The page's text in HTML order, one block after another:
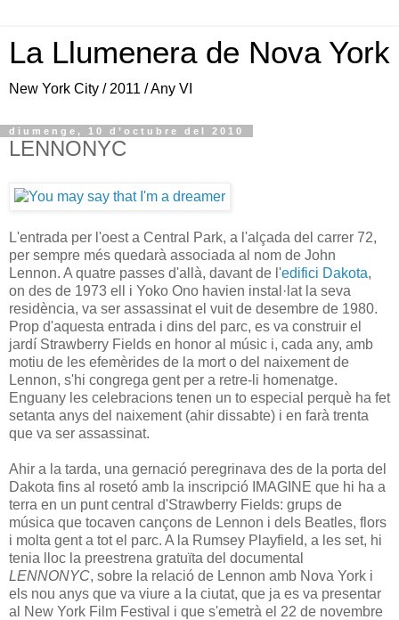
La Llumenera de Nova York
New York City / 2011 / Any VI
diumenge, 10 d’octubre del 2010
LENNONYC
L'entrada per l'oest a Central Park, a l'alçada del carrer 72,
per sempre més quedarà associada al nom de John
Lennon. A quatre passes d'allà, davant de l'edifici Dakota,
on des de 1973 ell i Yoko Ono havien instal·lat la seva
residència, va ser assassinat el vuit de desembre de 1980.
Prop d'aquesta entrada i dins del parc, es va construir el
jardí Strawberry Fields en honor al músic i, cada any, amb
motiu de les efemèrides de la mort o del naixement de
Lennon, s'hi congrega gent per a retre-li homenatge.
Enguany les celebracions tenen un to especial perquè ha fet
setanta anys del naixement (ahir dissabte) i en farà trenta
que va ser assassinat.
Ahir a la tarda, una gernació peregrinava des de la porta del
Dakota fins al rosetó amb la inscripció IMAGINE que hi ha a
terra en un punt central d'Strawberry Fields: grups de
música que tocaven cançons de Lennon i dels Beatles, flors
i molta gent a tot el parc. A la Rumsey Playfield, a les set, hi
tenia lloc la preestrena gratuïta del documental
LENNONYC, sobre la relació de Lennon amb Nova York i
els nou anys que va viure a la ciutat, que ja es va presentar
al New York Film Festival i que s'emetrà el 22 de novembre